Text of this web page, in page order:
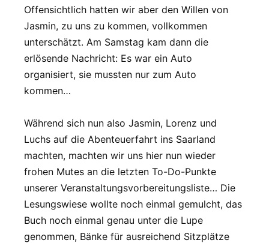
Offensichtlich hatten wir aber den Willen von
Jasmin, zu uns zu kommen, vollkommen
unterschätzt. Am Samstag kam dann die
erlösende Nachricht: Es war ein Auto
organisiert, sie mussten nur zum Auto
kommen…
Während sich nun also Jasmin, Lorenz und
Luchs auf die Abenteuerfahrt ins Saarland
machten, machten wir uns hier nun wieder
frohen Mutes an die letzten To-Do-Punkte
unserer Veranstaltungsvorbereitungsliste… Die
Lesungswiese wollte noch einmal gemulcht, das
Buch noch einmal genau unter die Lupe
genommen, Bänke für ausreichend Sitzplätze